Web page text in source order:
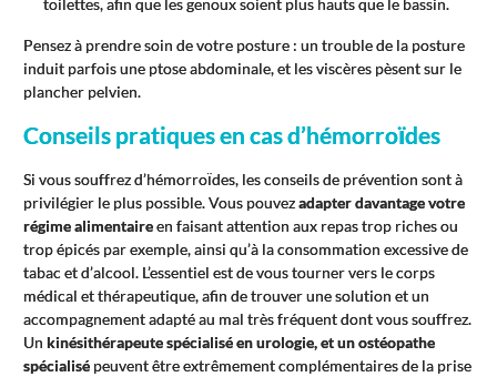
Pensez à prendre soin de votre posture : un trouble de la posture
induit parfois une ptose abdominale, et les viscères pèsent sur le
plancher pelvien.
Conseils pratiques en cas d’hémorroïdes
Si vous souffrez d’hémorroïdes, les conseils de prévention sont à
privilégier le plus possible. Vous pouvezadapter davantage votre
régime alimentaireen faisant attention aux repas trop riches ou
trop épicés par exemple, ainsi qu’à la consommation excessive de
tabac et d’alcool. L’essentiel est de vous tourner vers le corps
médical et thérapeutique, afin de trouver une solution et un
accompagnement adapté au mal très fréquent dont vous souffrez.
Un kinésithérapeute spécialisé en urologie, et un ostéopathe
spécialisé peuvent être extrêmement complémentaires de la prise